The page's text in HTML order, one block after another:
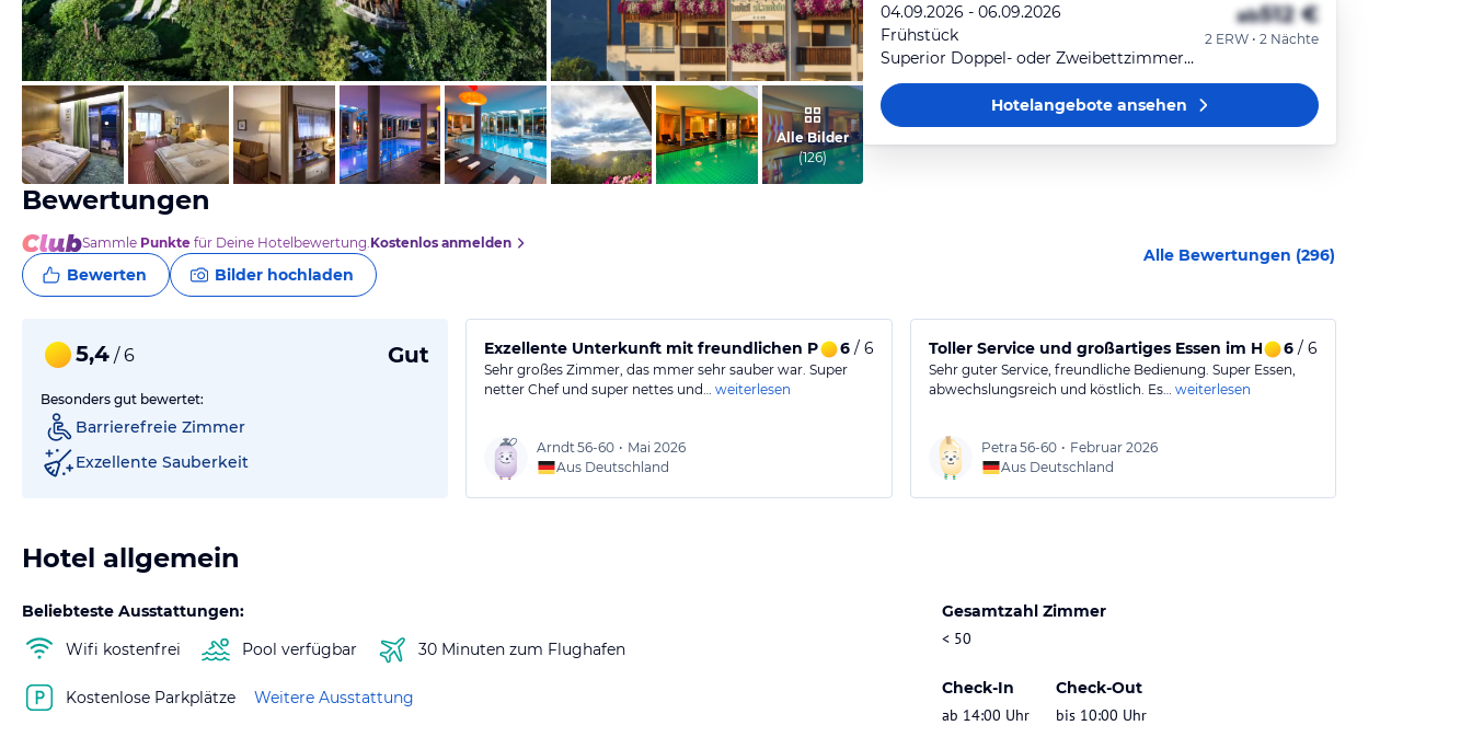
vom Hotelier, Januar 2018 vom Hotelier, November 2015Alle Bilder
(126)
04.09.2026 - 06.09.2026
Frühstück
Superior Doppel- oder Zweibettzimmer mit Bergblick
ab512 €
2 ERW • 2 Nächte
Hotelangeboteansehen
Bewertungen
Sammle Punkte für Deine Hotelbewertung.Kostenlos anmelden
Bewerten Bilder hochladen
Alle Bewertungen (296)
5,4 / 6 Gut
Besonders gut bewertet:
Barrierefreie Zimmer
Exzellente Sauberkeit
Exzellente Unterkunft mit freundlichen Personal, sehr guter Küche uns sauberen, geräumigen Zimmern.
6/ 6
Sehr großes Zimmer, das mmer sehr sauber war. Super
netter Chef und super nettes und… weiterlesen
Arndt56-60 • Mai 2026
Aus Deutschland
Toller Service und großartiges Essen im Hotel
6/ 6
Sehr guter Service, freundliche Bedienung. Super Essen,
abwechslungsreich und köstlich. Es… weiterlesen
Petra 56-60 • Februar 2026
Aus Deutschland
Hotel allgemein
Beliebteste Ausstattungen:
Wifi kostenfrei
Pool verfügbar 30 Minuten zum Flughafen
Kostenlose Parkplätze Weitere Ausstattung
Gesamtzahl Zimmer
< 50
Check-In
ab 14:00 Uhr
Check-Out
bis 10:00 Uhr